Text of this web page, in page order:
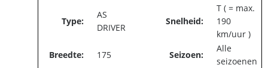
Type:
AS
DRIVER
Snelheid:
T ( = max.
190
km/uur )
Breedte:
175 Seizoen:
Alle
seizoenen